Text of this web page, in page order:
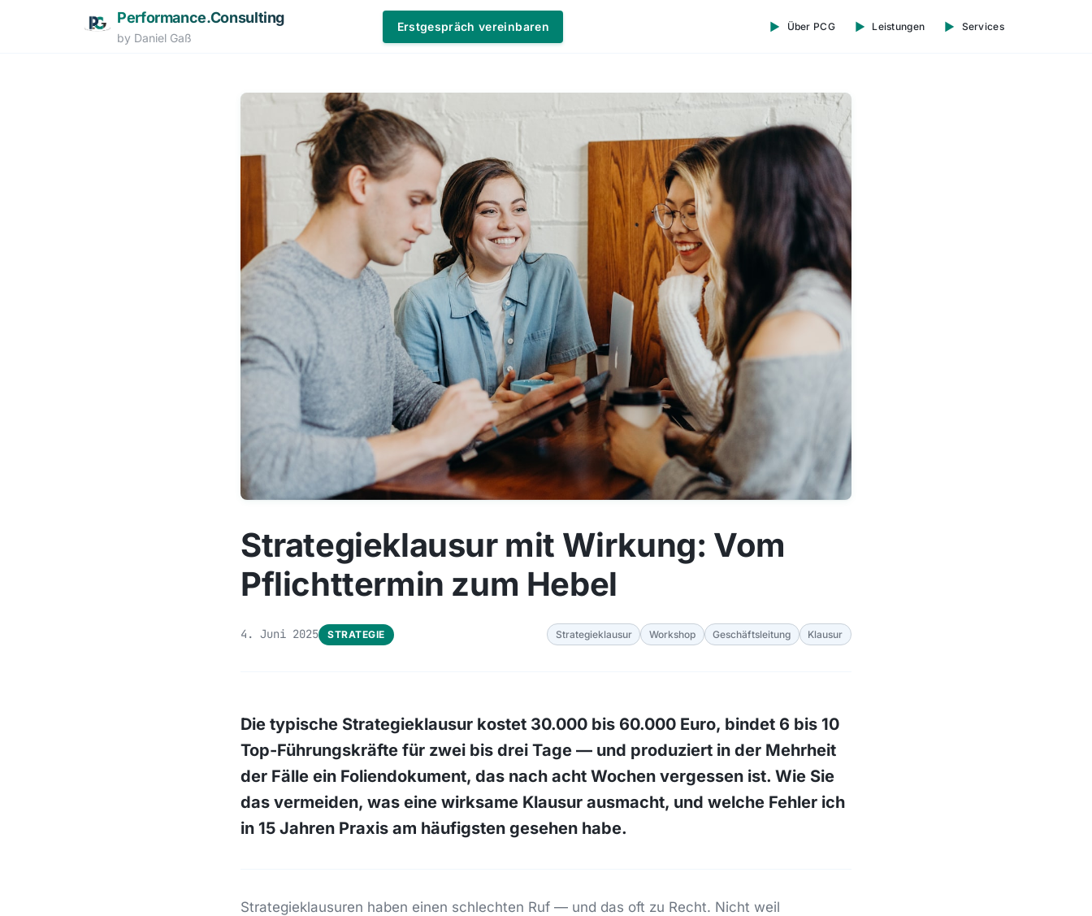
Performance.Consulting
by Daniel Gaß
Erstgespräch vereinbaren Über PCG Leistungen Services
Strategieklausur mit Wirkung: Vom
Pflichttermin zum Hebel
4. Juni 2025 STRATEGIE Strategieklausur Workshop Geschäftsleitung Klausur
Die typische Strategieklausur kostet 30.000 bis 60.000 Euro, bindet 6 bis 10
Top-Führungskräfte für zwei bis drei Tage — und produziert in der Mehrheit
der Fälle ein Foliendokument, das nach acht Wochen vergessen ist. Wie Sie
das vermeiden, was eine wirksame Klausur ausmacht, und welche Fehler ich
in 15 Jahren Praxis am häufigsten gesehen habe.
Strategieklausuren haben einen schlechten Ruf — und das oft zu Recht. Nicht weil